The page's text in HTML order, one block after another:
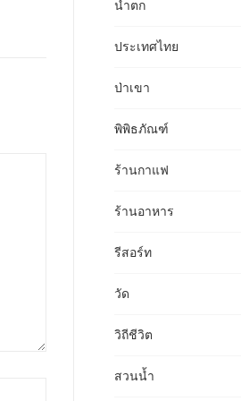
น้ำตก
ประเทศไทย
ป่าเขา
พิพิธภัณฑ์
ร้านกาแฟ
ร้านอาหาร
รีสอร์ท
วัด
วิถีชีวิต
สวนน้ำ